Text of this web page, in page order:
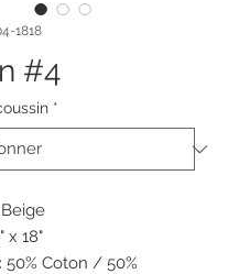
1818
#4
*
Beige
x 18"
50% Coton / 50%